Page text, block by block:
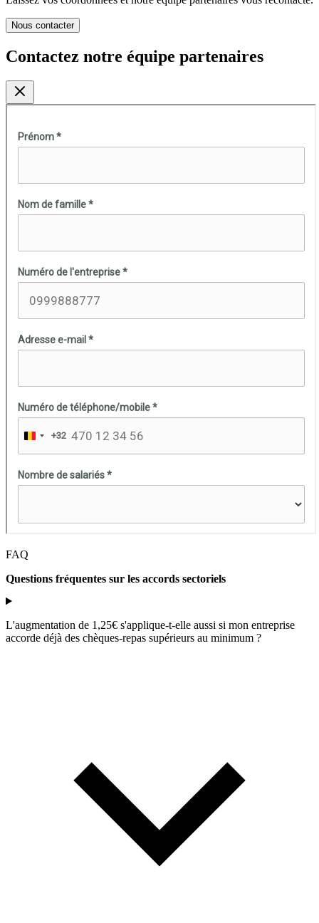
Nous contacter
Contactez notre équipe partenaires
FAQ
Questions fréquentes sur les accords sectoriels
L'augmentation de 1,25€ s'applique-t-elle aussi si mon entreprise
accorde déjà des chèques-repas supérieurs au minimum ?